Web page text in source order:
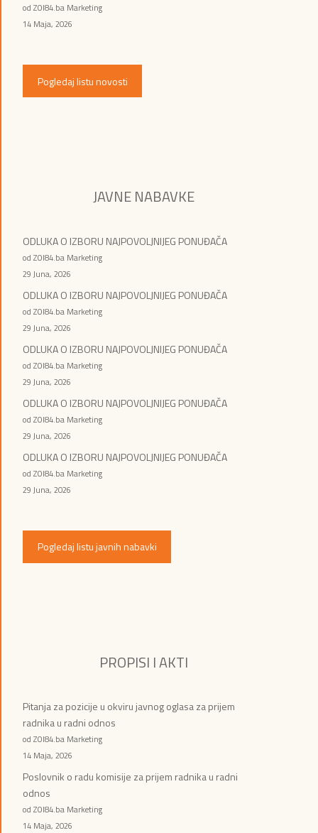
od ZOI84.ba Marketing
14 Maja, 2026
Pogledaj listu novosti
JAVNE NABAVKE
ODLUKA O IZBORU NAJPOVOLJNIJEG PONUĐAČA
od ZOI84.ba Marketing
29 Juna, 2026
ODLUKA O IZBORU NAJPOVOLJNIJEG PONUĐAČA
od ZOI84.ba Marketing
29 Juna, 2026
ODLUKA O IZBORU NAJPOVOLJNIJEG PONUĐAČA
od ZOI84.ba Marketing
29 Juna, 2026
ODLUKA O IZBORU NAJPOVOLJNIJEG PONUĐAČA
od ZOI84.ba Marketing
29 Juna, 2026
ODLUKA O IZBORU NAJPOVOLJNIJEG PONUĐAČA
od ZOI84.ba Marketing
29 Juna, 2026
Pogledaj listu javnih nabavki
PROPISI I AKTI
Pitanja za pozicije u okviru javnog oglasa za prijem
radnika u radni odnos
od ZOI84.ba Marketing
14 Maja, 2026
Poslovnik o radu komisije za prijem radnika u radni
odnos
od ZOI84.ba Marketing
14 Maja, 2026